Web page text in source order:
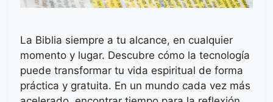
La Biblia siempre a tu alcance, en cualquier
momento y lugar. Descubre cómo la tecnología
puede transformar tu vida espiritual de forma
práctica y gratuita. En un mundo cada vez más